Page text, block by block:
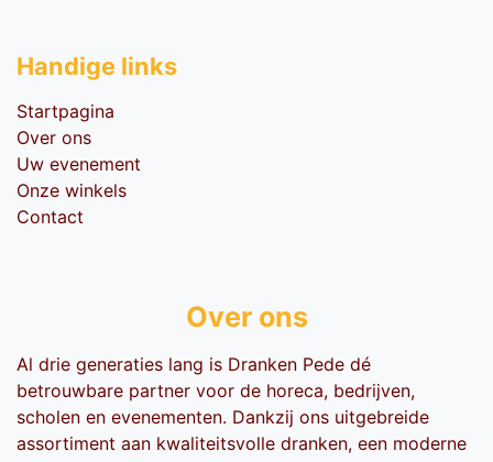
Handige li​nks
Startpagina
Over ons
Uw evenement
Onze winkels
Contact
Over ons
Al drie generaties lang is Dranken Pede dé
betrouwbare partner voor de horeca, bedrijven,
scholen en evenementen. Dankzij ons uitgebreide
assortiment aan kwaliteitsvolle dranken, een moderne